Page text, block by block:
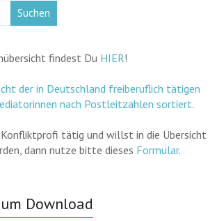
Suchen
findest Du HIER!
der in Deutschland freiberuflich tätigen
nach Postleitzahlen sortiert.
tätig und willst in die Übersicht
dann nutze bitte dieses Formular.
Download